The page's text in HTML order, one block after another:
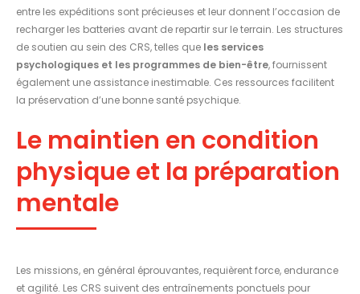
entre les expéditions sont précieuses et leur donnent l’occasion de
recharger les batteries avant de repartir sur le terrain. Les structures
de soutien au sein des CRS, telles que les services
psychologiques et les programmes de bien-être, fournissent
également une assistance inestimable. Ces ressources facilitent
la préservation d’une bonne santé psychique.
Le maintien en condition
physique et la préparation
mentale
Les missions, en général éprouvantes, requièrent force, endurance
et agilité. Les CRS suivent des entraînements ponctuels pour